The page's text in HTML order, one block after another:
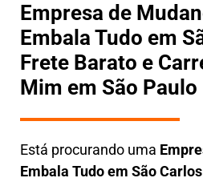
Empresa de
Embala Tudo em
Frete Barato e
Mim em São Paulo
Está procurando uma
Embala Tudo em São Carlos